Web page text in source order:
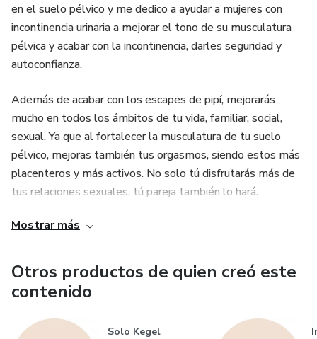
en el suelo pélvico y me dedico a ayudar a mujeres con
incontinencia urinaria a mejorar el tono de su musculatura
pélvica y acabar con la incontinencia, darles seguridad y
autoconfianza.
Además de acabar con los escapes de pipí, mejorarás
mucho en todos los ámbitos de tu vida, familiar, social,
sexual. Ya que al fortalecer la musculatura de tu suelo
pélvico, mejoras también tus orgasmos, siendo estos más
placenteros y más activos. No solo tú disfrutarás más de
tus relaciones sexuales, tú pareja también lo hará.
Mostrar más
Otros productos de quien creó este
contenido
Solo Kegel